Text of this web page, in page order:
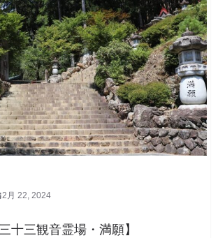
2月 22, 2024
十三観音霊場・満願】